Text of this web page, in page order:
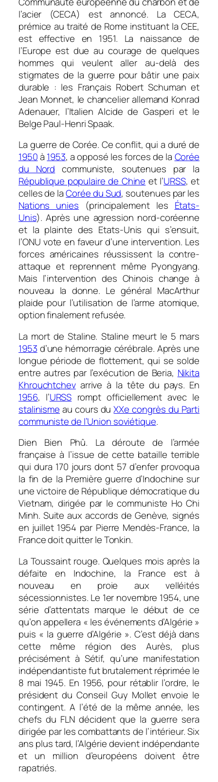
l’acier (CECA) est annoncé. La CECA,
prémice au traité de Rome instituant la CEE,
est effective en 1951. La naissance de
l’Europe est due au courage de quelques
hommes qui veulent aller au-delà des
stigmates de la guerre pour bâtir une paix
durable : les Français Robert Schuman et
Jean Monnet, le chancelier allemand Konrad
Adenauer, l’Italien Alcide de Gasperi et le
Belge Paul-Henri Spaak.
La guerre de Corée. Ce conflit, qui a duré de
1950à 1953, a opposé les forces de la Corée
du Nord communiste, soutenues par la
République populaire de Chine et l’URSS, et
celles de laCorée du Sud, soutenues par les
Nations unies (principalement les États-
Unis). Après une agression nord-coréenne
et la plainte des Etats-Unis qui s’ensuit,
l’ONU vote en faveur d’une intervention. Les
forces américaines réussissent la contre-
attaque et reprennent même Pyongyang.
Mais l’intervention des Chinois change à
nouveau la donne. Le général MacArthur
plaide pour l’utilisation de l’arme atomique,
option finalement refusée.
La mort de Staline. Staline meurt le 5 mars
1953 d’une hémorragie cérébrale. Après une
longue période de flottement, qui se solde
entre autres par l’exécution de Beria, Nikita
Khrouchtchevarrive à la tête du pays. En
1956, l’URSS rompt officiellement avec le
stalinisme au cours duXXe congrès du Parti
communiste de l’Union soviétique.
Dien Bien Phû. La déroute de l’armée
française à l’issue de cette bataille terrible
qui dura 170 jours dont 57 d’enfer provoqua
la fin de la Première guerre d’Indochine sur
une victoire de République démocratique du
Vietnam, dirigée par le communiste Ho Chi
Minh. Suite aux accords de Genève, signés
en juillet 1954 par Pierre Mendès-France, la
France doit quitter le Tonkin.
La Toussaint rouge. Quelques mois après la
défaite en Indochine, la France est à
nouveau en proie aux velléités
sécessionnistes. Le 1er novembre 1954, une
série d’attentats marque le début de ce
qu’on appellera « les événements d’Algérie »
puis « la guerre d’Algérie ». C’est déjà dans
cette même région des Aurès, plus
précisément à Sétif, qu’une manifestation
indépendantiste fut brutalement réprimée le
8 mai 1945. En 1956, pour rétablir l’ordre, le
président du Conseil Guy Mollet envoie le
contingent. A l’été de la même année, les
chefs du FLN décident que la guerre sera
dirigée par les combattants de l’intérieur. Six
ans plus tard, l’Algérie devient indépendante
et un million d’européens doivent être
rapatriés.